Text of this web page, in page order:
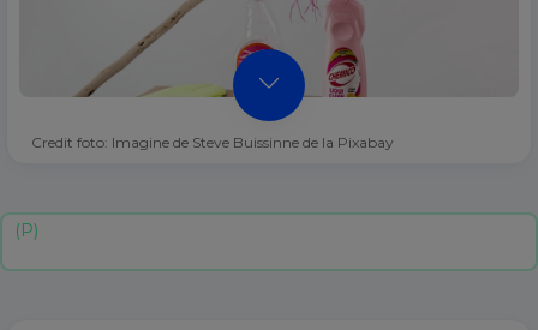
Credit foto: Imagine de Steve Buissinne de la Pixabay